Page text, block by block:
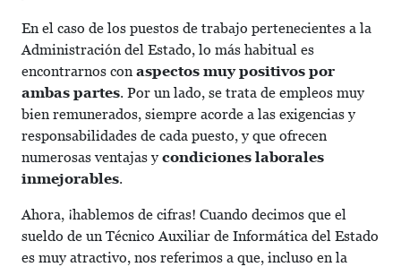
En el caso de los puestos de trabajo pertenecientes a la
Administración del Estado, lo más habitual es
encontrarnos con aspectos muy positivos por
ambas partes. Por un lado, se trata de empleos muy
bien remunerados, siempre acorde a las exigencias y
responsabilidades de cada puesto, y que ofrecen
numerosas ventajas y condiciones laborales
inmejorables.
Ahora, ¡hablemos de cifras! Cuando decimos que el
sueldo de un Técnico Auxiliar de Informática del Estado
es muy atractivo, nos referimos a que, incluso en la